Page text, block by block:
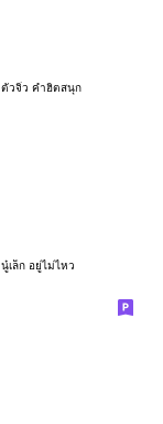
ตัวจิ๋ว คำฮิตสนุก
นู๋เล็ก อยู่ไม่ไหว